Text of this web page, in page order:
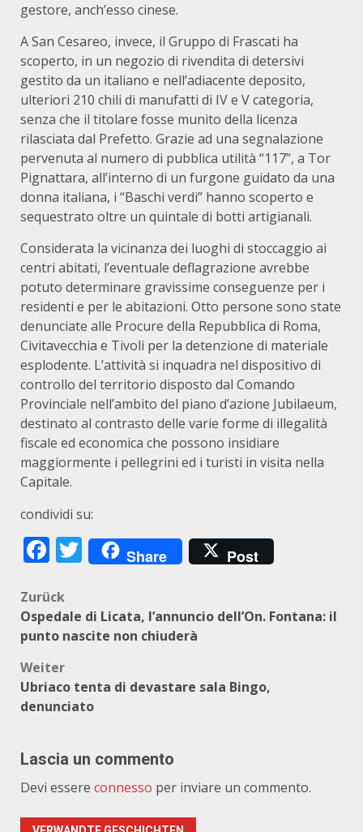
gestore, anch’esso cinese.
A San Cesareo, invece, il Gruppo di Frascati ha
scoperto, in un negozio di rivendita di detersivi
gestito da un italiano e nell’adiacente deposito,
ulteriori 210 chili di manufatti di IV e V categoria,
senza che il titolare fosse munito della licenza
rilasciata dal Prefetto. Grazie ad una segnalazione
pervenuta al numero di pubblica utilità “117”, a Tor
Pignattara, all’interno di un furgone guidato da una
donna italiana, i “Baschi verdi” hanno scoperto e
sequestrato oltre un quintale di botti artigianali.
Considerata la vicinanza dei luoghi di stoccaggio ai
centri abitati, l’eventuale deflagrazione avrebbe
potuto determinare gravissime conseguenze per i
residenti e per le abitazioni. Otto persone sono state
denunciate alle Procure della Repubblica di Roma,
Civitavecchia e Tivoli per la detenzione di materiale
esplodente. L’attività si inquadra nel dispositivo di
controllo del territorio disposto dal Comando
Provinciale nell’ambito del piano d’azione Jubilaeum,
destinato al contrasto delle varie forme di illegalità
fiscale ed economica che possono insidiare
maggiormente i pellegrini ed i turisti in visita nella
Capitale.
condividi su:
Facebook
Twitter
Share Post
Beitragsnavigation
Zurück
Ospedale di Licata, l’annuncio dell’On. Fontana: il
punto nascite non chiuderà
Weiter
Ubriaco tenta di devastare sala Bingo,
denunciato
Lascia un commento
Devi essere connesso per inviare un commento.